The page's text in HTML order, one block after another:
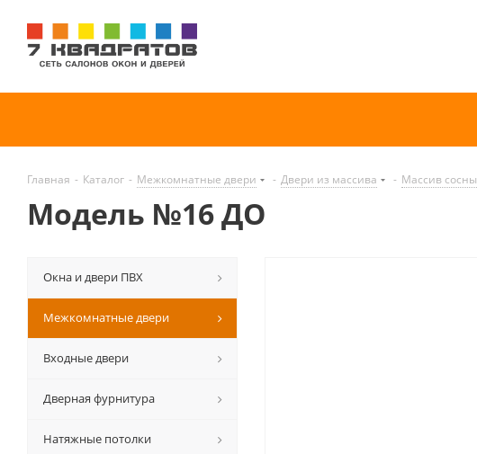
Главная - Каталог - Межкомнатные двери - Двери из массива - Массив сосны
Модель №16 ДО
Окна и двери ПВХ
Межкомнатные двери
Входные двери
Дверная фурнитура
Натяжные потолки